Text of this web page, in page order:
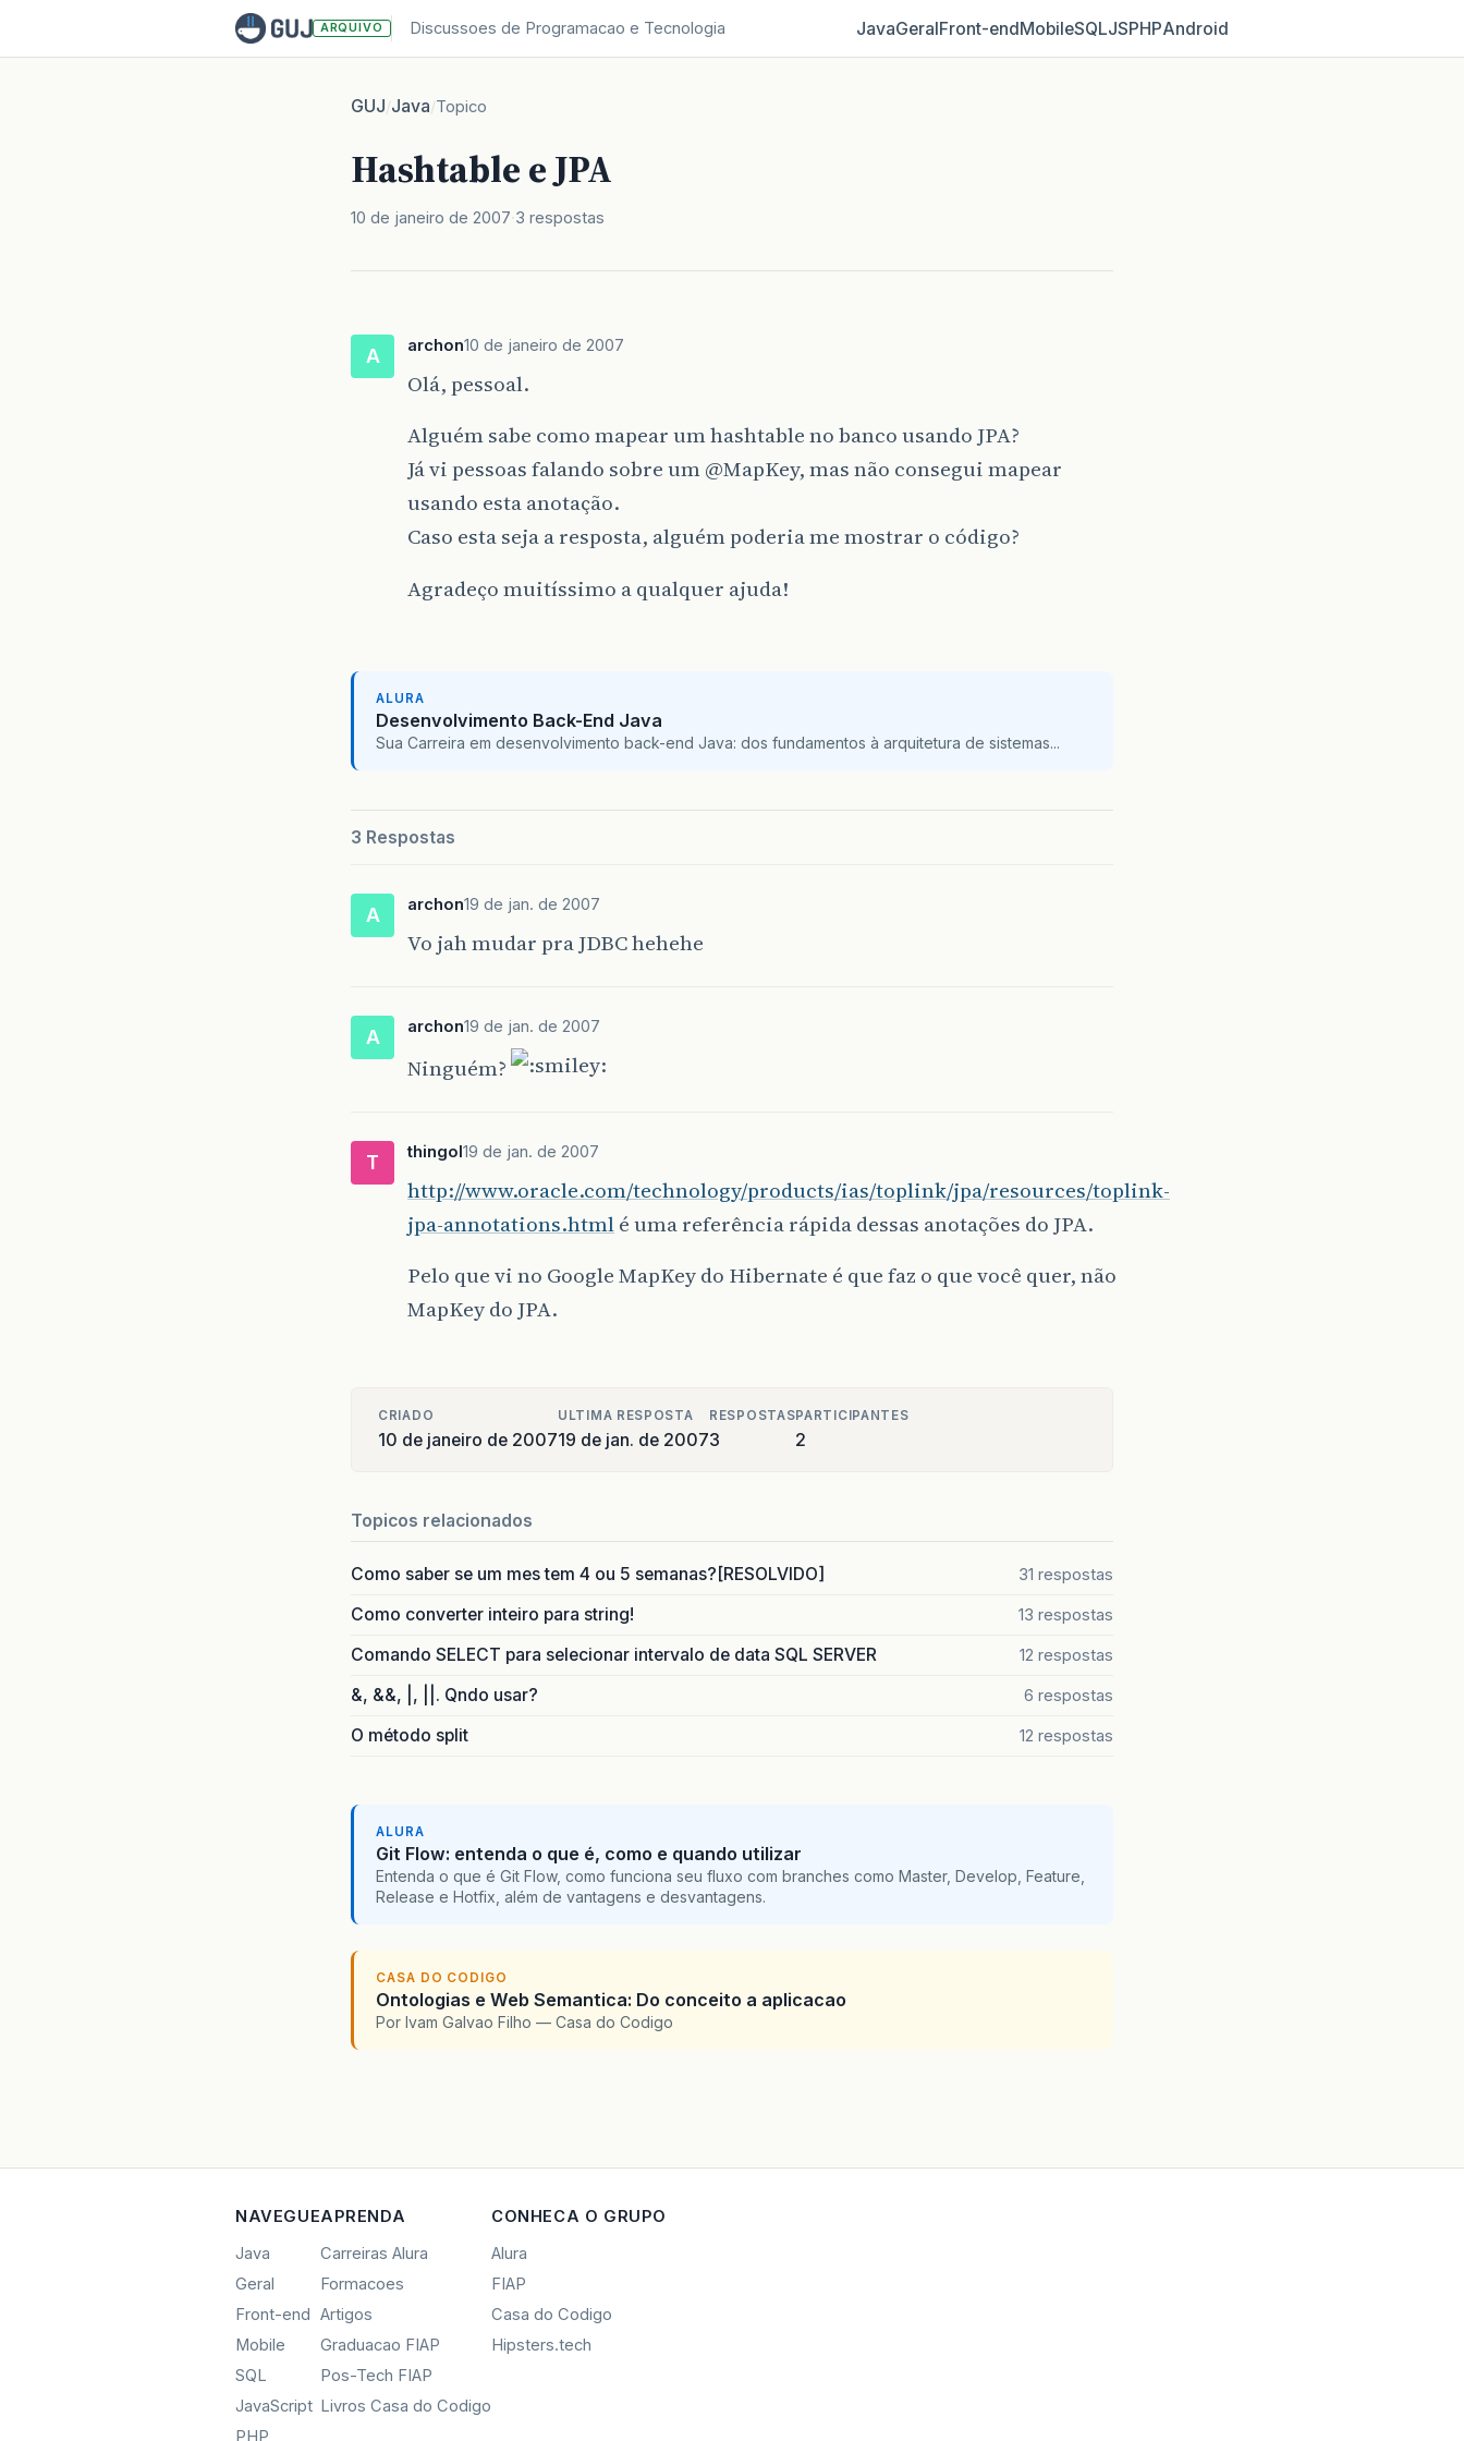
ARQUIVO Discussoes de Programacao e Tecnologia JavaGeralFront‑endMobileSQLJSPHPAndroid
GUJ/Java/Topico
Hashtable e JPA
10 de janeiro de 2007 3 respostas
A archon10 de janeiro de 2007
Olá, pessoal.
Alguém sabe como mapear um hashtable no banco usando JPA?
Já vi pessoas falando sobre um@MapKey, mas não consegui mapear
usando esta anotação.
Caso esta seja a resposta, alguém poderia me mostrar o código?
Agradeço muitíssimo a qualquer ajuda!
ALURA
Desenvolvimento Back-End Java
Sua Carreira em desenvolvimento back-end Java: dos fundamentos à arquitetura de sistemas...
3 Respostas
A archon19 de jan. de 2007
Vo jah mudar pra JDBC hehehe
A archon19 de jan. de 2007
Ninguém?
T thingol19 de jan. de 2007
http://www.oracle.com/technology/products/ias/toplink/jpa/resources/toplink-
jpa-annotations.htmlé uma referência rápida dessas anotações do JPA.
Pelo que vi no Google MapKey do Hibernate é que faz o que você quer, não
MapKey do JPA.
CRIADO
10 de janeiro de 2007
ULTIMA RESPOSTA
19 de jan. de 2007
RESPOSTAS
3
PARTICIPANTES
2
Topicos relacionados
Como saber se um mes tem 4 ou 5 semanas?[RESOLVIDO] 31 respostas
Como converter inteiro para string! 13 respostas
Comando SELECT para selecionar intervalo de data SQL SERVER 12 respostas
&, &&, |, ||. Qndo usar? 6 respostas
O método split 12 respostas
ALURA
Git Flow: entenda o que é, como e quando utilizar
Entenda o que é Git Flow, como funciona seu fluxo com branches como Master, Develop, Feature,
Release e Hotfix, além de vantagens e desvantagens.
CASA DO CODIGO
Ontologias e Web Semantica: Do conceito a aplicacao
Por Ivam Galvao Filho — Casa do Codigo
NAVEGUE
Java
Geral
Front-end
Mobile
SQL
JavaScript
PHP
APRENDA
Carreiras Alura
Formacoes
Artigos
Graduacao FIAP
Pos-Tech FIAP
Livros Casa do Codigo
CONHECA O GRUPO
Alura
FIAP
Casa do Codigo
Hipsters.tech